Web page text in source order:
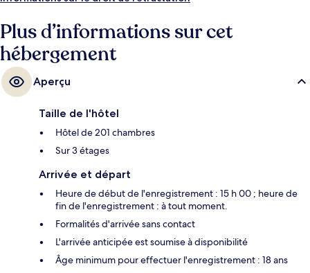
Plus d’informations sur cet
hébergement
Aperçu
Taille de l'hôtel
Hôtel de 201 chambres
Sur 3 étages
Arrivée et départ
Heure de début de l'enregistrement : 15 h 00 ; heure de
fin de l'enregistrement : à tout moment.
Formalités d'arrivée sans contact
L'arrivée anticipée est soumise à disponibilité
Âge minimum pour effectuer l'enregistrement : 18 ans